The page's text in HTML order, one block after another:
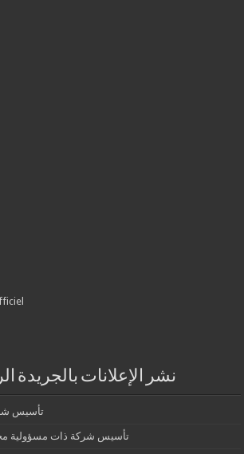
نشر الإعلانات بالجريدة
تأسيس
تأسيس شركة ذات مسؤولية